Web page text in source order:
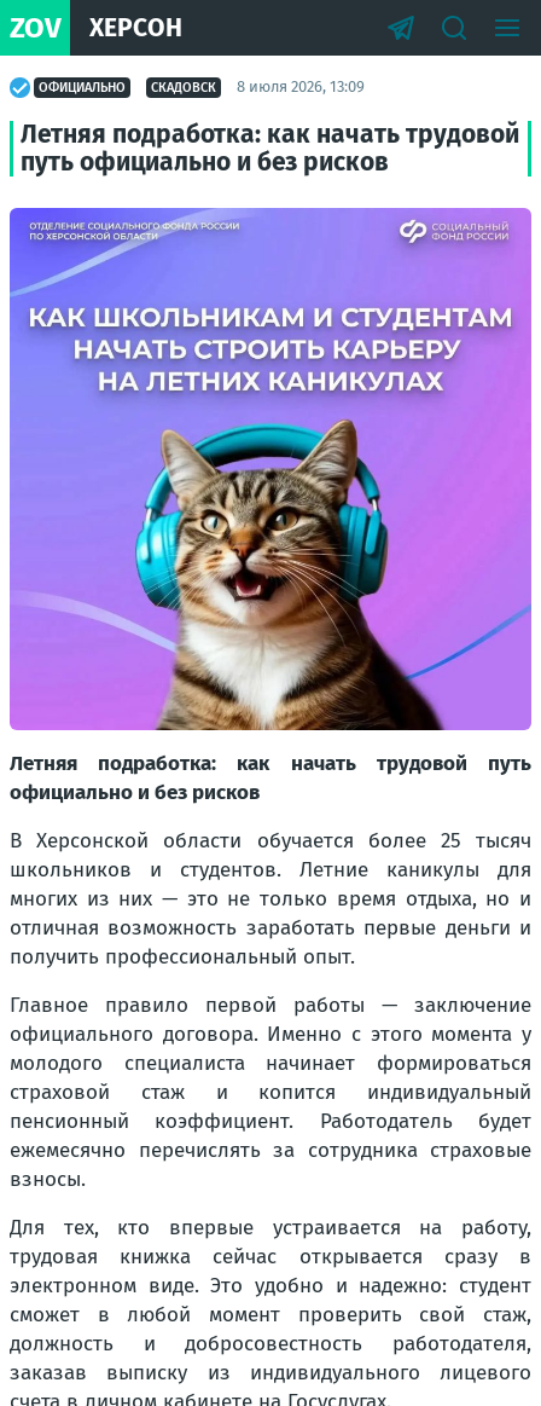
ZOV ХЕРСОН
ОФИЦИАЛЬНО СКАДОВСК 8 июля 2026, 13:09
Летняя подработка: как начать трудовой
путь официально и без рисков
Летняя подработка: как начать трудовой путь
официально и без рисков
В Херсонской области обучается более 25 тысяч
школьников и студентов. Летние каникулы для
многих из них — это не только время отдыха, но и
отличная возможность заработать первые деньги и
получить профессиональный опыт.
Главное правило первой работы — заключение
официального договора. Именно с этого момента у
молодого специалиста начинает формироваться
страховой стаж и копится индивидуальный
пенсионный коэффициент. Работодатель будет
ежемесячно перечислять за сотрудника страховые
взносы.
Для тех, кто впервые устраивается на работу,
трудовая книжка сейчас открывается сразу в
электронном виде. Это удобно и надежно: студент
сможет в любой момент проверить свой стаж,
должность и добросовестность работодателя,
заказав выписку из индивидуального лицевого